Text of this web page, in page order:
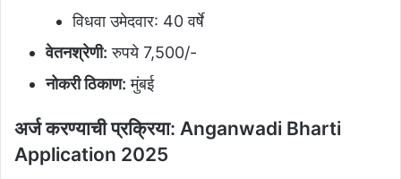
विधवा उमेदवार: 40 वर्षे
वेतनश्रेणी: रुपये 7,500/-
नोकरी ठिकाण: मुंबई
अर्ज करण्याची प्रक्रिया: Anganwadi Bharti
Application 2025